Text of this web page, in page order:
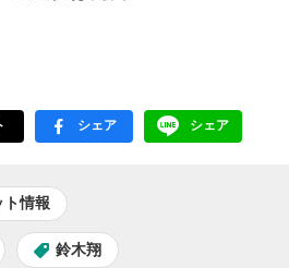
facebook
シェア LINE
シェア
ト情報
鈴木翔